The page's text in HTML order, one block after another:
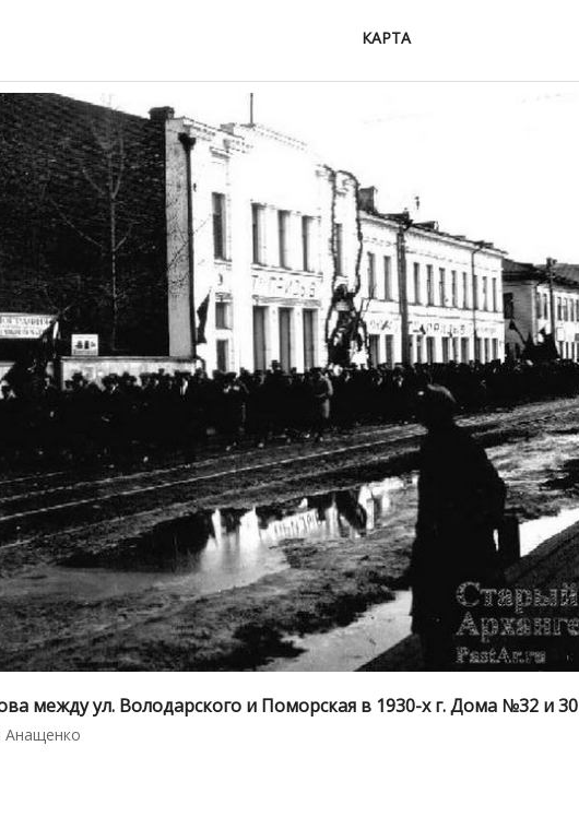
КАРТА
между ул. Володарского и Поморская в 1930-х г. Дома №32 и 30
Анащенко